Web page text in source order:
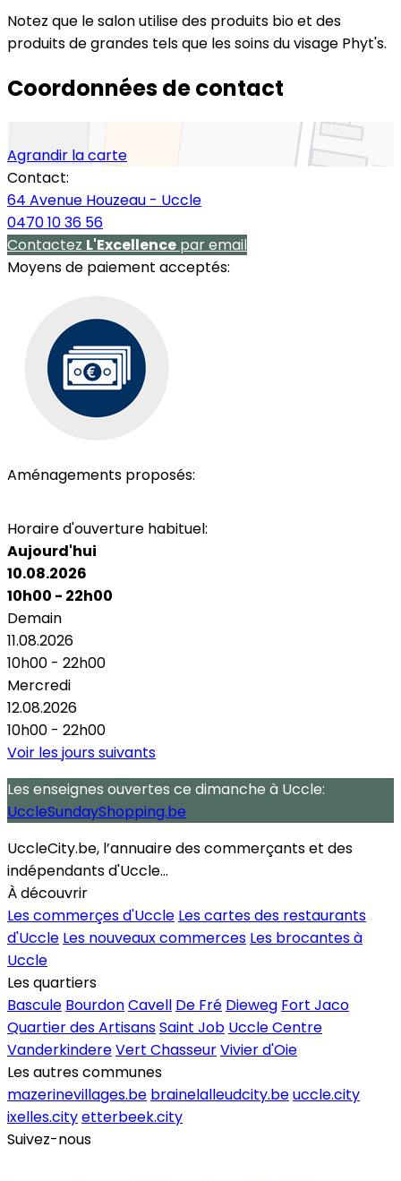
Notez que le salon utilise des produits bio et des
produits de grandes tels que les soins du visage Phyt's.
Coordonnées de contact
Agrandir la carte
Contact:
64 Avenue Houzeau - Uccle
0470 10 36 56
Contactez L'Excellence par email
Moyens de paiement acceptés:
Aménagements proposés:
Horaire d'ouverture habituel:
Aujourd'hui
10.08.2026
10h00 - 22h00
Demain
11.08.2026
10h00 - 22h00
Mercredi
12.08.2026
10h00 - 22h00
Voir les jours suivants
Les enseignes ouvertes ce dimanche à Uccle:
UccleSundayShopping.be
UccleCity.be, l’annuaire des commerçants et des
indépendants d'Uccle...
À découvrir
Les commerçes d'Uccle Les cartes des restaurants
d'Uccle Les nouveaux commerces Les brocantes à
Uccle
Les quartiers
Bascule BourdonCavell De Fré Dieweg Fort Jaco
Quartier des ArtisansSaint Job Uccle Centre
VanderkindereVert ChasseurVivier d'Oie
Les autres communes
mazerinevillages.be brainelalleudcity.beuccle.city
ixelles.cityetterbeek.city
Suivez-nous